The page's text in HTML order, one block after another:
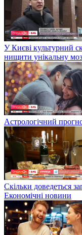
У Києві культурний
нищити унікальну
Астрологічний
Скільки доведеться
Економічні новини